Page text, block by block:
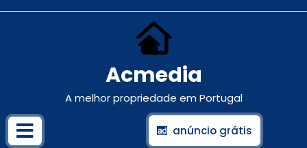
Acmedia
A melhor propriedade em Portugal
anúncio grátis